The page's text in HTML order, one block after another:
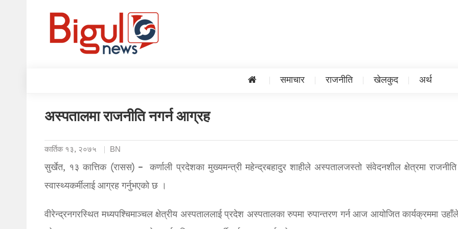
समाचार राजनीति खेलकुद अर्थ
अस्पतालमा राजनीति नगर्न आग्रह
कार्तिक १३, २०७५ BN
सुर्खेत, १३ कात्तिक (रासस) – कर्णाली प्रदेशका मुख्यमन्त्री महेन्द्रबहादुर शाहीले अस्पतालजस्तो संवेदनशील क्षेत्रमा राजनीति
स्वास्थ्यकर्मीलाई आग्रह गर्नुभएको छ ।
वीरेन्द्रनगरस्थित मध्यपश्चिमाञ्चल क्षेत्रीय अस्पताललाई प्रदेश अस्पतालका रुपमा रुपान्तरण गर्न आज आयोजित कार्यक्रममा